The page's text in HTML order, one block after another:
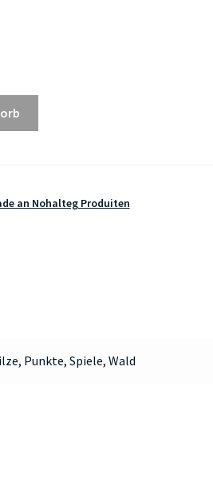
an Nohalteg Produiten
Punkte, Spiele, Wald